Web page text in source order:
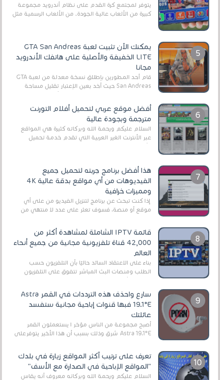
يتوفر لمجتمع كرة القدم على نظام أندرويد مجموعة
كبيرة من الألعاب عالية الجودة. من الألعاب الرسمية مثل
يمكنك الآن تثبيت لعبة GTA San Andreas
LITE الخفيفة والأصلية على هاتفك الأندرويد
مجانا
قام أحد المطورين بإطلاق نسخة معدلة من لعبة GTA
San Andreas حيث أخد بعين الإعتبار تقليل مساحة
أفضل موقع عربي لتحميل أفلام التورنت
مترجمة وبجودة عالية
السلام عليكم ورحمة الله وبركاته كثيرة هي المواقع
عبر الأنترنت الغير العربية التي تقدم خدمة تحميل
الأفلام على التورنت ، ومعظم هذه المواقع ل...
هذا أفضل برنامج جربته لتحميل جميع
الفيديوهات من أي مواقع بدقة عالية 4K
ومميزات خرافية
إذا كنت تبحث عن برنامج لتنزيل الفيديو من على أي
موقع أو منصة، فسوف تعثر على عدد لا منتهي من
قائمة IPTV الشاملة لمشاهدة أكثر من
42,000 قناة تلفزيونية مجانية من جميع أنحاء
العالم
بناءً على الاعتقاد السائد حاليًا بأن التلفزيون حسب
الطلب ومنصات البث المباشر تتفوق على التلفزيون
الرقمي الأرضي التقليدي، يُعدّ IPTV-org خيار...
سارع واحذف هذه الترددات في القمر Astra
19.1°E فبها قنوات إباحية مجانية ستفسد
عائلتك
أصبح مجموعة من الناس مؤخر ا يستعملون القمر
Astra 19.1°E شرق وذلك بسبب أن هذا الأخير يتوفرعلى
تعرف على ترتيب أكثر المواقع زيارة في بلدك
"المواقع الإباحية في الصدارة مع الأسف"
السلام عليكم ورحمة الله وبركاته معروف أنه يقاس